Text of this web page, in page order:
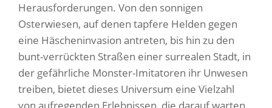
Herausforderungen. Von den sonnigen
Osterwiesen, auf denen tapfere Helden gegen
eine Häscheninvasion antreten, bis hin zu den
bunt-verrückten Straßen einer surrealen Stadt, in
der gefährliche Monster-Imitatoren ihr Unwesen
treiben, bietet dieses Universum eine Vielzahl